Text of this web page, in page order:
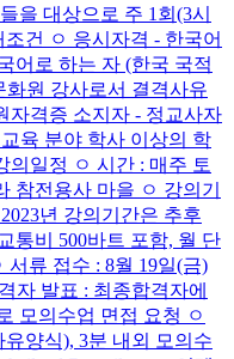
을 대상으로 주 1회(3시
건 ㅇ 응시자격 - 한국어
어로 하는 자 (한국 국적
원 강사로서 결격사유
자격증 소지자 - 정교사자
육 분야 학사 이상의 학
의일정 ㅇ 시간 : 매주 토
참전용사 마을 ㅇ 강의기
년 강의기간은 추후
통비 500바트 포함, 월 단
서류 접수 : 8월 19일(금)
자 발표 : 최종합격자에
모의수업 면접 요청 ㅇ
양식), 3분 내외 모의수